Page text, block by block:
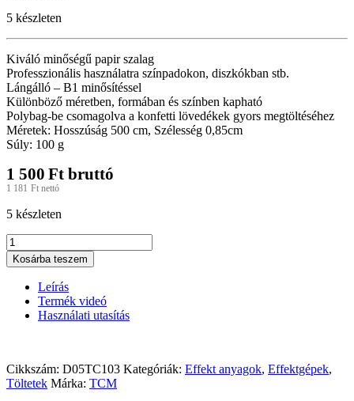
5 készleten
Kiváló minőségű papir szalag
Professzionális használatra színpadokon, diszkókban stb.
Lángálló – B1 minősítéssel
Különböző méretben, formában és színben kapható
Polybag-be csomagolva a konfetti lövedékek gyors megtöltéséhez
Méretek: Hosszúság 500 cm, Szélesség 0,85cm
Súly: 100 g
1 500 Ft bruttó
1 181 Ft nettó
5 készleten
TCM
FX
-
Szalag
0,85cm
mennyiség
Kosárba teszem
Leírás
Termék videó
Használati utasítás
Cikkszám: D05TC103 Kategóriák: Effekt anyagok, Effektgépek,
Töltetek Márka: TCM